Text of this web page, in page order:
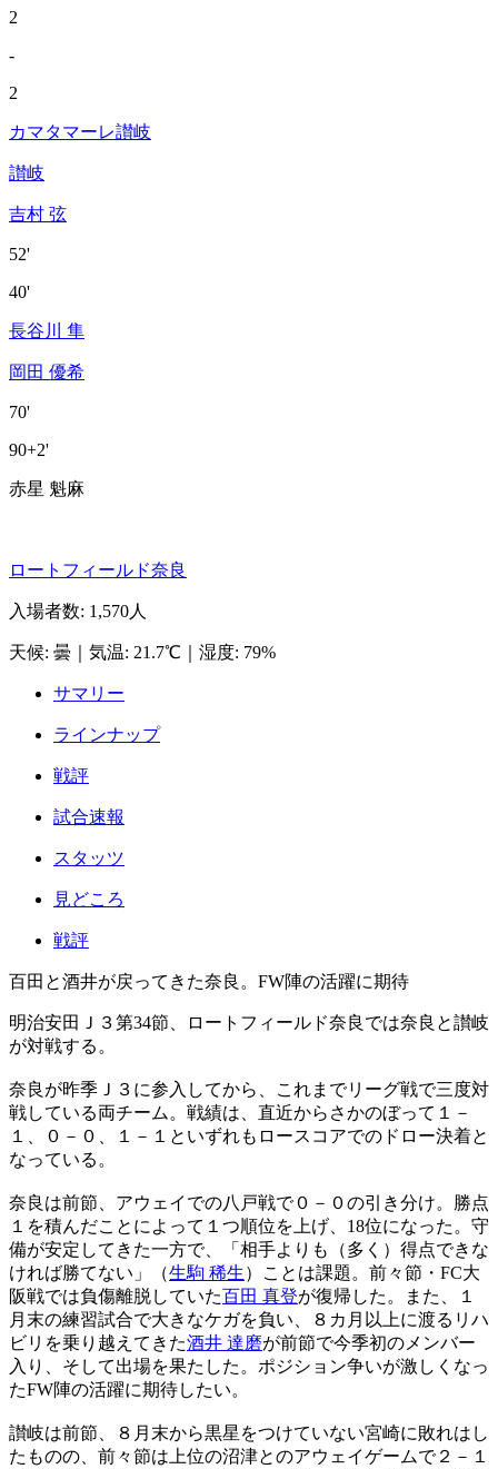
2
-
2
カマタマーレ讃岐
讃岐
吉村 弦
52'
40'
長谷川 隼
岡田 優希
70'
90+2'
赤星 魁麻
ロートフィールド奈良
入場者数: 1,570人
天候: 曇 気温: 21.7℃ 湿度: 79%
サマリー
ラインナップ
戦評
試合速報
スタッツ
見どころ
戦評
百田と酒井が戻ってきた奈良。FW陣の活躍に期待
明治安田Ｊ３第34節、ロートフィールド奈良では奈良と讃岐
が対戦する。
奈良が昨季Ｊ３に参入してから、これまでリーグ戦で三度対
戦している両チーム。戦績は、直近からさかのぼって１－
１、０－０、１－１といずれもロースコアでのドロー決着と
なっている。
奈良は前節、アウェイでの八戸戦で０－０の引き分け。勝点
１を積んだことによって１つ順位を上げ、18位になった。守
備が安定してきた一方で、「相手よりも（多く）得点できな
ければ勝てない」（生駒 稀生）ことは課題。前々節・FC大
阪戦では負傷離脱していた百田 真登が復帰した。また、１
月末の練習試合で大きなケガを負い、８カ月以上に渡るリハ
ビリを乗り越えてきた酒井 達磨が前節で今季初のメンバー
入り、そして出場を果たした。ポジション争いが激しくなっ
たFW陣の活躍に期待したい。
讃岐は前節、８月末から黒星をつけていない宮崎に敗れはし
たものの、前々節は上位の沼津とのアウェイゲームで２－１